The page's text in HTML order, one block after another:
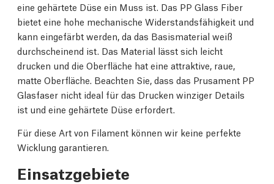
eine gehärtete Düse ein Muss ist. Das PP Glass Fiber
bietet eine hohe mechanische Widerstandsfähigkeit und
kann eingefärbt werden, da das Basismaterial weiß
durchscheinend ist. Das Material lässt sich leicht
drucken und die Oberfläche hat eine attraktive, raue,
matte Oberfläche. Beachten Sie, dass das Prusament PP
Glasfaser nicht ideal für das Drucken winziger Details
ist und eine gehärtete Düse erfordert.
Für diese Art von Filament können wir keine perfekte
Wicklung garantieren.
Einsatzgebiete